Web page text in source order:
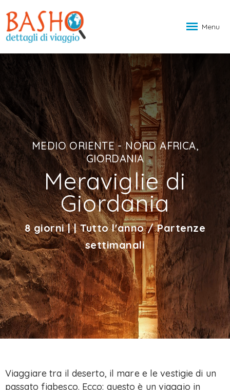
Menu
MEDIO ORIENTE - NORD AFRICA,
GIORDANIA
Meraviglie di
Giordania
8 giorni | | Tutto l'anno / Partenze
settimanali
Viaggiare tra il deserto, il mare e le vestigie di un
passato fiabesco. Ecco: questo è un viaggio in